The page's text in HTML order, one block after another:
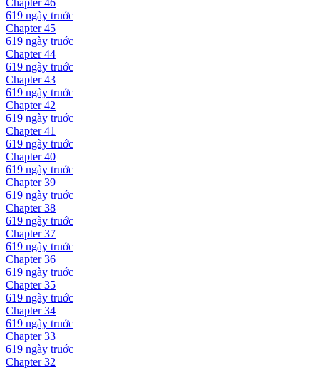
Chapter46
619 ngày truớc
Chapter45
619 ngày truớc
Chapter44
619 ngày truớc
Chapter43
619 ngày truớc
Chapter42
619 ngày truớc
Chapter41
619 ngày truớc
Chapter40
619 ngày truớc
Chapter39
619 ngày truớc
Chapter38
619 ngày truớc
Chapter37
619 ngày truớc
Chapter36
619 ngày truớc
Chapter35
619 ngày truớc
Chapter34
619 ngày truớc
Chapter33
619 ngày truớc
Chapter32